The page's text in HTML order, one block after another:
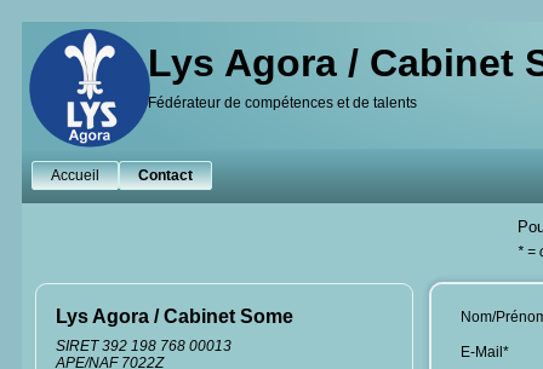
Lys Agora / Cabinet
Fédérateur de compétences et de talents
Accueil Contact
* =
Lys Agora / Cabinet Some
SIRET 392 198 768 00013
APE/NAF 7022Z
Nom/
E-Mail*